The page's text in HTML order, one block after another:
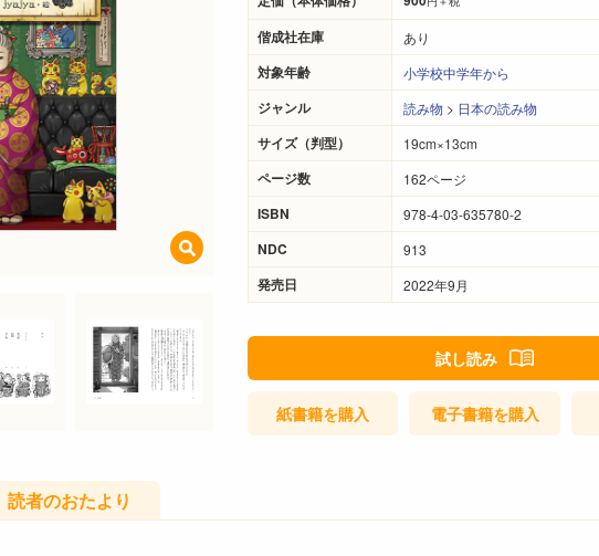
偕成社在庫 あり
対象年齢 小学校中学年から
ジャンル 読み物 > 日本の読み物
サイズ（判型） 19cm×13cm
ページ数 162ページ
ISBN 978-4-03-635780-2
NDC 913
発売日 2022年9月
試し読み
紙書籍を購入 電子書籍を購入
読者のおたより